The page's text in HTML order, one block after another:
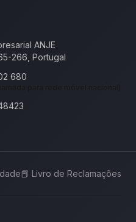
ANJE
266, Portugal
680
📕 Livro de Reclamações